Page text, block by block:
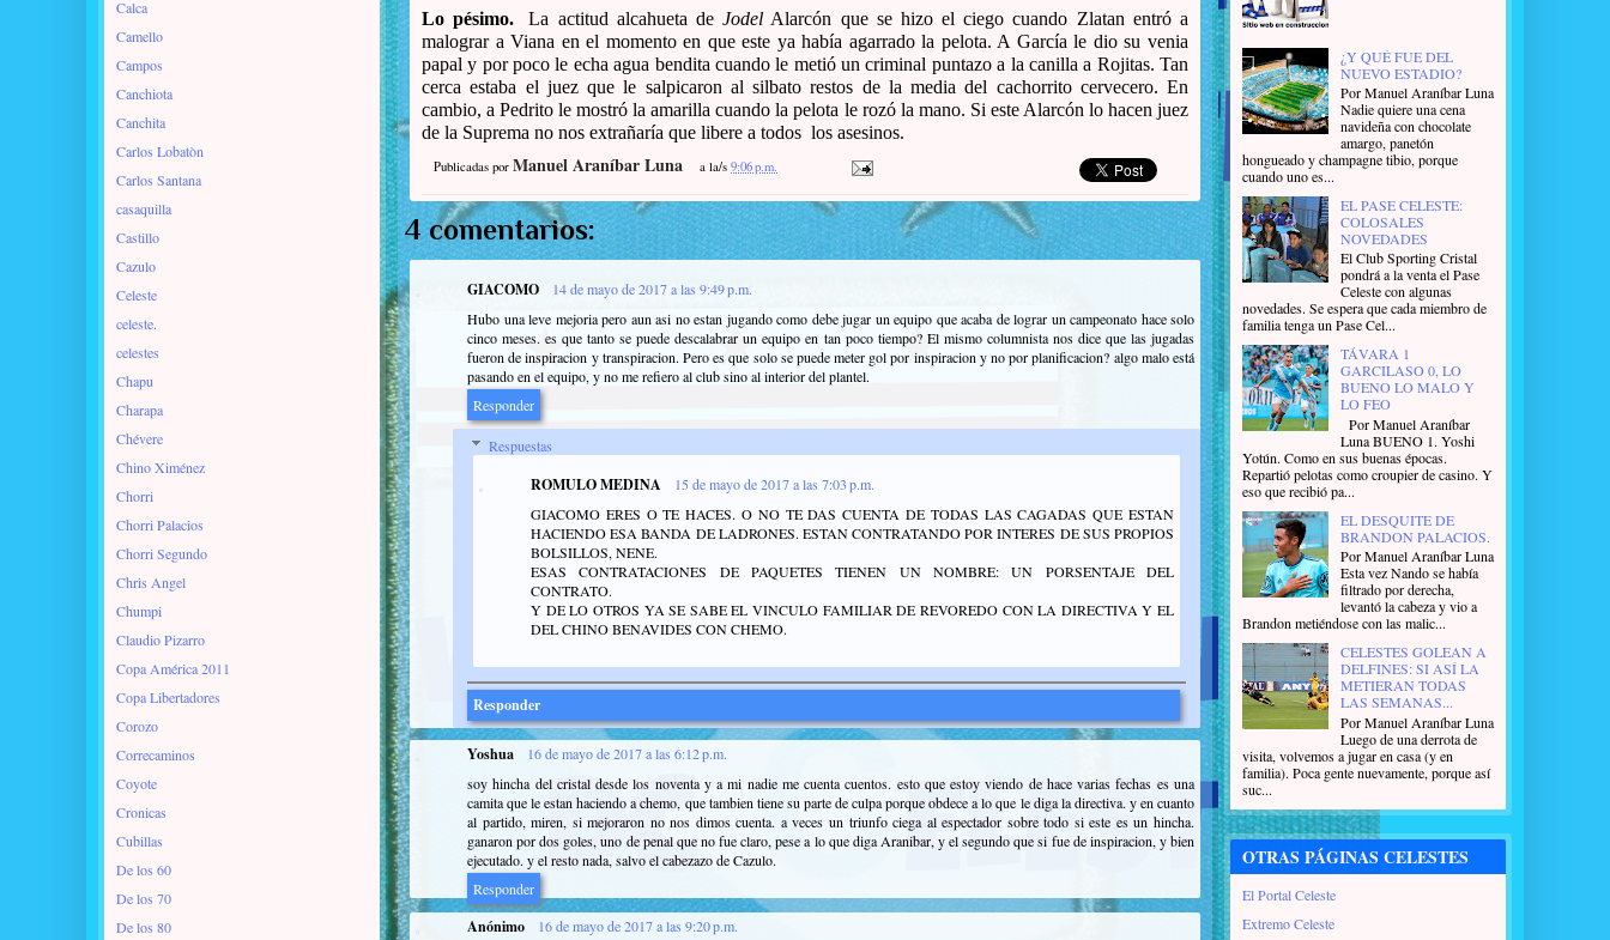
Lo pésimo. La actitud alcahueta deJodel Alarcón que se hizo el ciego cuando Zlatan entró a
malograr a Viana en el momento en que este ya había agarrado la pelota. A García le dio su venia
papal y por poco le echa agua bendita cuando le metió un criminal puntazo a la canilla a Rojitas. Tan
cerca estaba el juez que le salpicaron al silbato restos de la media del cachorrito cervecero. En
cambio, a Pedrito le mostró la amarilla cuando la pelota le rozó la mano. Si este Alarcón lo hacen juez
de la Suprema no nos extrañaría que libere a todos los asesinos.
Publicadas por Manuel Araníbar Luna a la/s 9:06 p.m.
4 comentarios:
GIACOMO
14 de mayo de 2017 a las 9:49 p.m.
Hubo una leve mejoria pero aun asi no estan jugando como debe jugar un equipo que acaba de lograr un campeonato hace solo
cinco meses. es que tanto se puede descalabrar un equipo en tan poco tiempo? El mismo columnista nos dice que las jugadas
fueron de inspiracion y transpiracion. Pero es que solo se puede meter gol por inspiracion y no por planificacion? algo malo está
pasando en el equipo, y no me refiero al club sino al interior del plantel.
Responder
Respuestas
ROMULO MEDINA
15 de mayo de 2017 a las 7:03 p.m.
GIACOMO ERES O TE HACES. O NO TE DAS CUENTA DE TODAS LAS CAGADAS QUE ESTAN
HACIENDO ESA BANDA DE LADRONES. ESTAN CONTRATANDO POR INTERES DE SUS PROPIOS
BOLSILLOS, NENE.
ESAS CONTRATACIONES DE PAQUETES TIENEN UN NOMBRE: UN PORSENTAJE DEL
CONTRATO.
Y DE LO OTROS YA SE SABE EL VINCULO FAMILIAR DE REVOREDO CON LA DIRECTIVA Y EL
DEL CHINO BENAVIDES CON CHEMO.
Responder
Yoshua
16 de mayo de 2017 a las 6:12 p.m.
soy hincha del cristal desde los noventa y a mi nadie me cuenta cuentos. esto que estoy viendo de hace varias fechas es una
camita que le estan haciendo a chemo, que tambien tiene su parte de culpa porque obdece a lo que le diga la directiva. y en cuanto
al partido, miren, si mejoraron no nos dimos cuenta. a veces un triunfo ciega al espectador sobre todo si este es un hincha.
ganaron por dos goles, uno de penal que no fue claro, pese a lo que diga Aranibar, y el segundo que si fue de inspiracion, y bien
ejecutado. y el resto nada, salvo el cabezazo de Cazulo.
Responder
Anónimo
16 de mayo de 2017 a las 9:20 p.m.
Calca
Camello
Campos
Canchiota
Canchita
Carlos Lobatòn
Carlos Santana
casaquilla
Castillo
Cazulo
Celeste
celeste.
celestes
Chapu
Charapa
Chévere
Chino Ximénez
Chorri
Chorri Palacios
Chorri Segundo
Chris Angel
Chumpi
Claudio Pizarro
Copa América 2011
Copa Libertadores
Corozo
Correcaminos
Coyote
Cronicas
Cubillas
De los 60
De los 70
De los 80
¿Y QUÉ FUE DEL
NUEVO ESTADIO?
Por Manuel Araníbar Luna
Nadie quiere una cena
navideña con chocolate
amargo, panetón
hongueado y champagne tibio, porque
cuando uno es...
EL PASE CELESTE:
COLOSALES
NOVEDADES
El Club Sporting Cristal
pondrá a la venta el Pase
Celeste con algunas
novedades. Se espera que cada miembro de
familia tenga un Pase Cel...
TÁVARA 1
GARCILASO 0, LO
BUENO LO MALO Y
LO FEO
Por Manuel Araníbar
Luna BUENO 1. Yoshi
Yotún. Como en sus buenas épocas.
Repartió pelotas como croupier de casino. Y
eso que recibió pa...
EL DESQUITE DE
BRANDON PALACIOS.
Por Manuel Araníbar Luna
Esta vez Nando se había
filtrado por derecha,
levantó la cabeza y vio a
Brandon metiéndose con las malic...
CELESTES GOLEAN A
DELFINES: SI ASÍ LA
METIERAN TODAS
LAS SEMANAS...
Por Manuel Araníbar Luna
Luego de una derrota de
visita, volvemos a jugar en casa (y en
familia). Poca gente nuevamente, porque así
suc...
OTRAS PÁGINAS CELESTES
El Portal Celeste
Extremo Celeste